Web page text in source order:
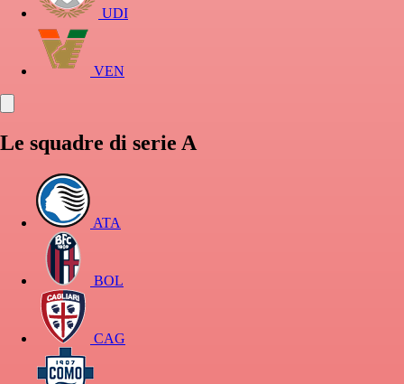
UDI
VEN
Le squadre di serie A
ATA
BOL
CAG